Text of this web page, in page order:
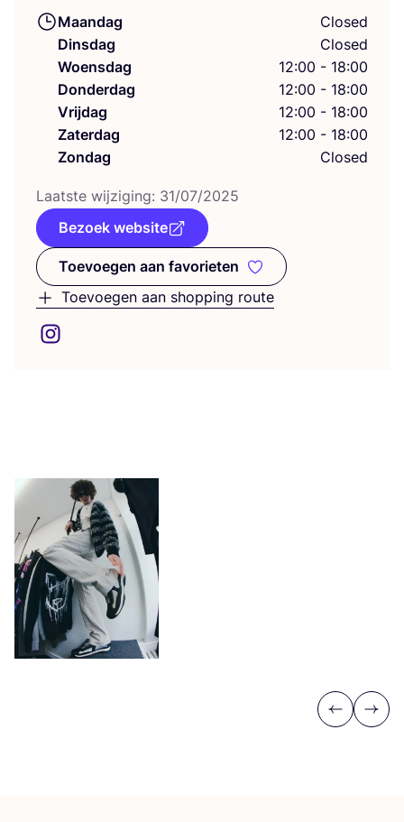
Maandag
Closed
Dinsdag
Closed
Woensdag
12:00 - 18:00
Donderdag
12:00 - 18:00
Vrijdag
12:00 - 18:00
Zaterdag
12:00 - 18:00
Zondag
Closed
Laat­ste wij­zi­ging: 31/07/2025
Bezoek website
Toevoegen aan favorieten
Toevoegen aan favorieten
Toevoegen aan shopping route
Previous
Next